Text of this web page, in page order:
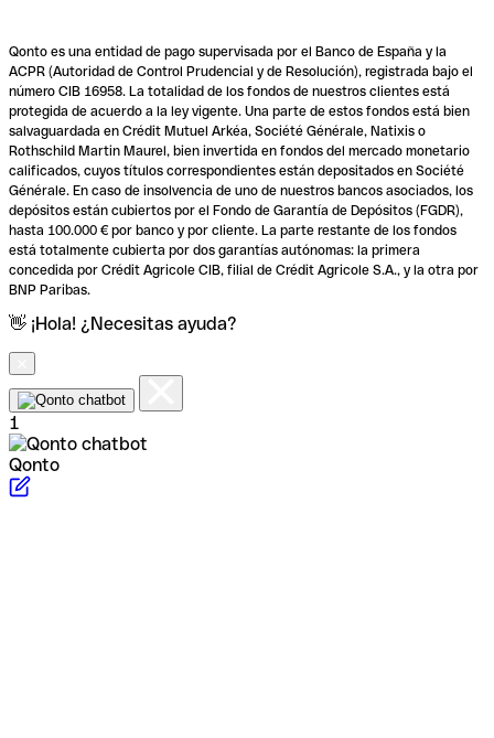
Qonto es una entidad de pago supervisada por el Banco de España y la
ACPR (Autoridad de Control Prudencial y de Resolución), registrada bajo el
número CIB 16958. La totalidad de los fondos de nuestros clientes está
protegida de acuerdo a la ley vigente. Una parte de estos fondos está bien
salvaguardada en Crédit Mutuel Arkéa, Société Générale, Natixis o
Rothschild Martin Maurel, bien invertida en fondos del mercado monetario
calificados, cuyos títulos correspondientes están depositados en Société
Générale. En caso de insolvencia de uno de nuestros bancos asociados, los
depósitos están cubiertos por el Fondo de Garantía de Depósitos (FGDR),
hasta 100.000 € por banco y por cliente. La parte restante de los fondos
está totalmente cubierta por dos garantías autónomas: la primera
concedida por Crédit Agricole CIB, filial de Crédit Agricole S.A., y la otra por
BNP Paribas.
👋 ¡Hola! ¿Necesitas ayuda?
1
Qonto